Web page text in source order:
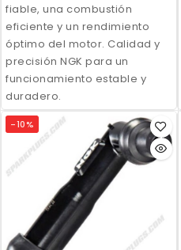
fiable, una combustión
eficiente y un rendimiento
óptimo del motor. Calidad y
precisión NGK para un
funcionamiento estable y
duradero.
-10%